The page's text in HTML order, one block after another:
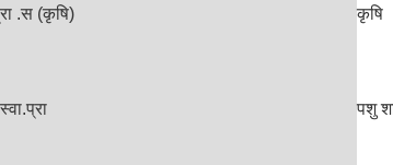
.स (कृषि) कृषि
पशु